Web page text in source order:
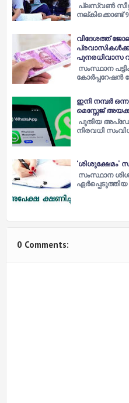
പ്ലസ്‌വണ്‍
നല്കിക്കൊണ്ട്
വിദേശത്ത്
പുനരധിവാസ
സംസ്ഥാന
കോർപ്പറേഷൻ
ഇനി നമ്പർ
മെസ്സേജ്
പുതിയ
നിരവധി
‘ശിശുക്ഷേമം’
സംസ്ഥാന
ഏര്‍പ്പെടുത്തിയ
0 Comments: